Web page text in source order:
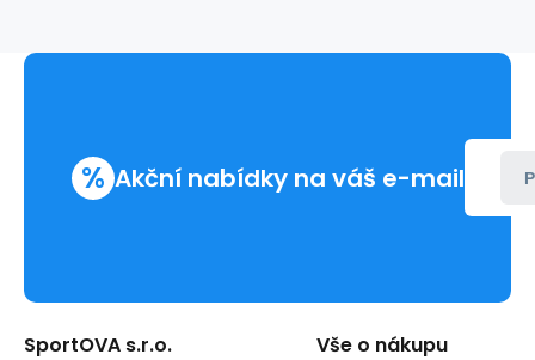
% Akční nabídky na váš e-mail
SportOVA s.r.o. Vše o nákupu